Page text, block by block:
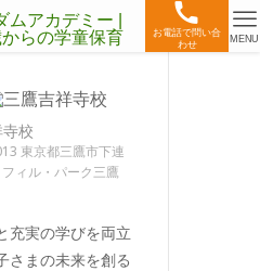
お電話で問い合
わせ
MENU
校
東京都三鷹市下連
ィル・パーク三鷹
充実の学びを両立
さまの未来を創る